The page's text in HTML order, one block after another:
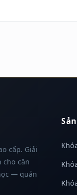
cấp. Giải
cho căn
— quản